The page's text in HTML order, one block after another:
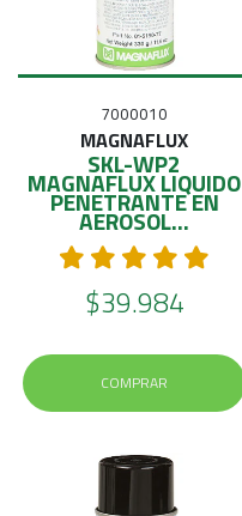
7000010
MAGNAFLUX
SKL-WP2
MAGNAFLUX LIQUIDO
PENETRANTE EN
AEROSOL...
$39.984
COMPRAR